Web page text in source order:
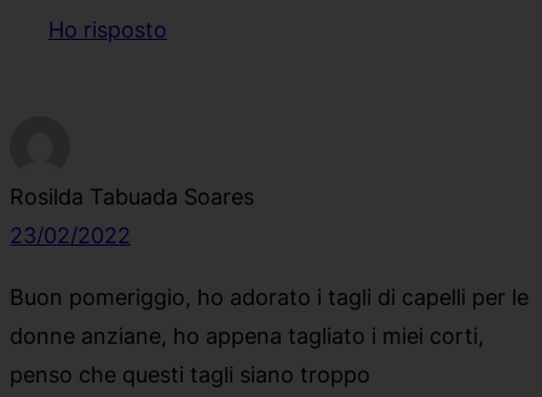
Ho risposto
Rosilda Tabuada Soares
23/02/2022
Buon pomeriggio, ho adorato i tagli di capelli per le
donne anziane, ho appena tagliato i miei corti,
penso che questi tagli siano troppo